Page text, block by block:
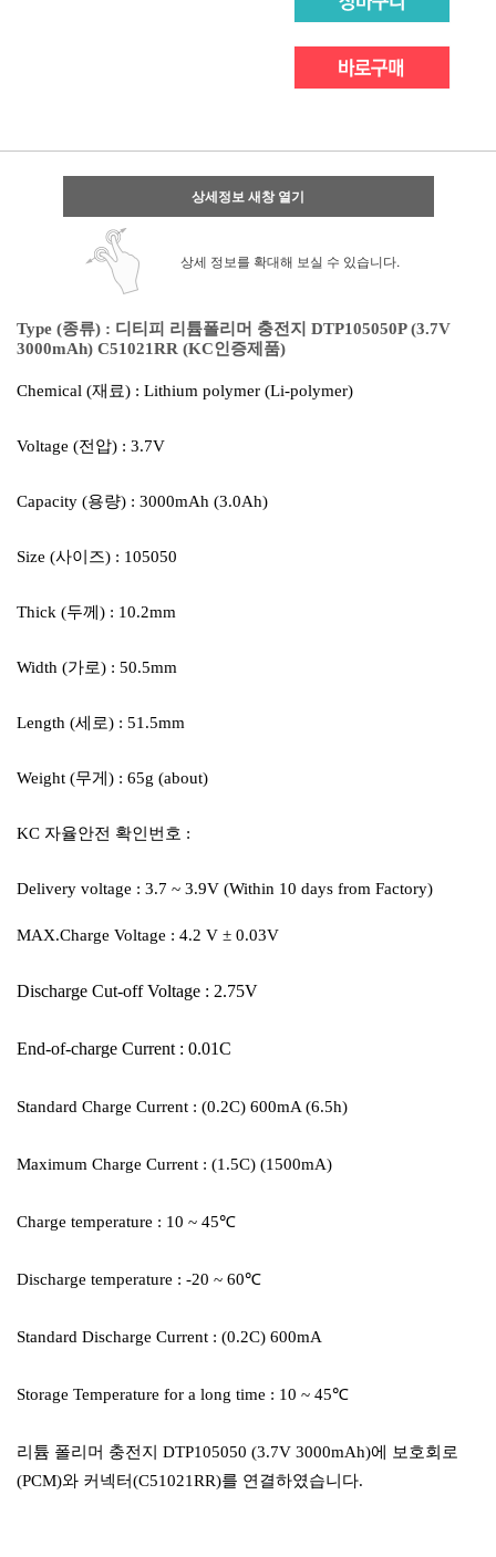
상세정보 새창 열기
상세 정보를 확대해 보실 수 있습니다.
Type (종류) : 디티피 리튬폴리머 충전지 DTP105050P (3.7V
3000mAh) C51021RR (KC인증제품)
Chemical (재료) : Lithium polymer (Li-polymer)
Voltage (전압) : 3.7V
Capacity (용량) : 3000mAh (3.0Ah)
Size (사이즈) : 105050
Thick (두께) : 10.2mm
Width (가로) : 50.5mm
Length (세로) : 51.5mm
Weight (무게) : 65g (about)
KC 자율안전 확인번호 :
Delivery voltage : 3.7 ~ 3.9V (Within 10 days from Factory)
MAX.Charge Voltage : 4.2 V ± 0.03V
Discharge Cut-off Voltage : 2.75V
End-of-charge Current : 0.01C
Standard Charge Current : (0.2C) 600mA (6.5h)
Maximum Charge Current : (1.5C) (1500mA)
Charge temperature : 10 ~ 45℃
Discharge temperature : -20 ~ 60℃
Standard Discharge Current : (0.2C) 600mA
Storage Temperature for a long time : 10 ~ 45℃
리튬 폴리머 충전지 DTP105050 (3.7V 3000mAh)에 보호회로
(PCM)와 커넥터(C51021RR)를 연결하였습니다.